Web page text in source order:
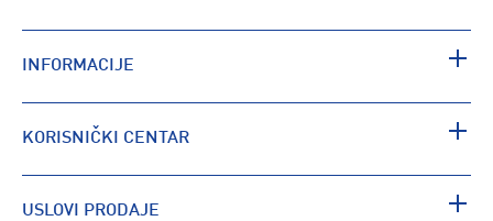
INFORMACIJE
KORISNIČKI CENTAR
USLOVI PRODAJE